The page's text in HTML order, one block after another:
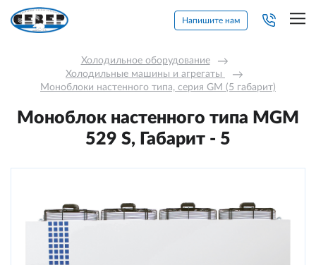
Напишите нам
Холодильное оборудование →
Холодильные машины и агрегаты →
Моноблоки настенного типа, серия GM (5 габарит)
Моноблок настенного типа MGМ
529 S, Габарит - 5